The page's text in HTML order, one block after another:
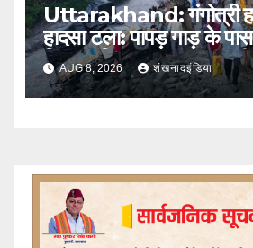
Uttarakhand: गंगोत्री
हादसा टला: पापड़ गाड़ के
फिसला पिकअप, कांवड़ यात्री
AUG 8, 2026 शंखनादइंडिया